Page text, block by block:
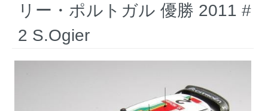
リー・ポルトガル 優勝 2011 #
2 S.Ogier